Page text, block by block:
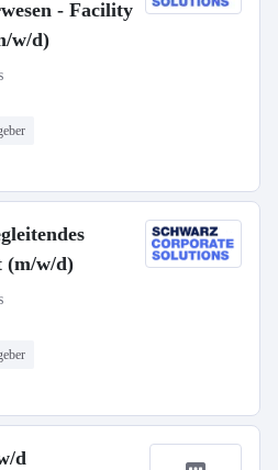
- Facility
w/d)
(m/w/d)
d